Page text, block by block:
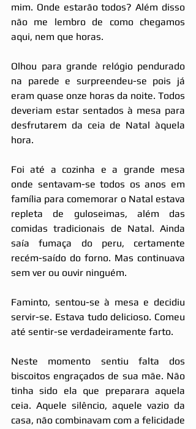
mim. Onde estarão todos? Além disso
não me lembro de como chegamos
aqui, nem que horas.
Olhou para grande relógio pendurado
na parede e surpreendeu-se pois já
eram quase onze horas da noite. Todos
deveriam estar sentados à mesa para
desfrutarem da ceia de Natal àquela
hora.
Foi até a cozinha e a grande mesa
onde sentavam-se todos os anos em
família para comemorar o Natal estava
repleta de guloseimas, além das
comidas tradicionais de Natal. Ainda
saía fumaça do peru, certamente
recém-saído do forno. Mas continuava
sem ver ou ouvir ninguém.
Faminto, sentou-se à mesa e decidiu
servir-se. Estava tudo delicioso. Comeu
até sentir-se verdadeiramente farto.
Neste momento sentiu falta dos
biscoitos engraçados de sua mãe. Não
tinha sido ela que preparara aquela
ceia. Aquele silêncio, aquele vazio da
casa, não combinavam com a felicidade